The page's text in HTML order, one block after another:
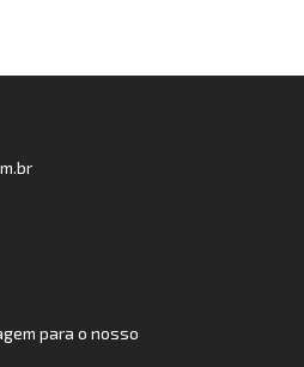
para o nosso